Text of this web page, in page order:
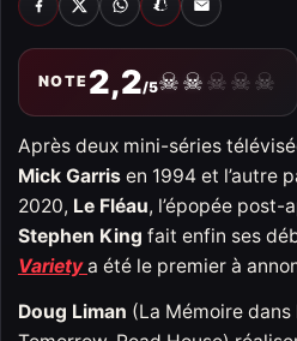
FACEBOOK
X WHATSAPP
SNAPCHAT
EMAIL
NOTE 2,2/5☠☠☠☠☠
Après deux mini-séries
Mick Garris en 1994 et l’autre
2020, Le Fléau, l’épopée
Stephen King fait enfin ses
Variety a été le premier à
Doug Liman (La Mémoire